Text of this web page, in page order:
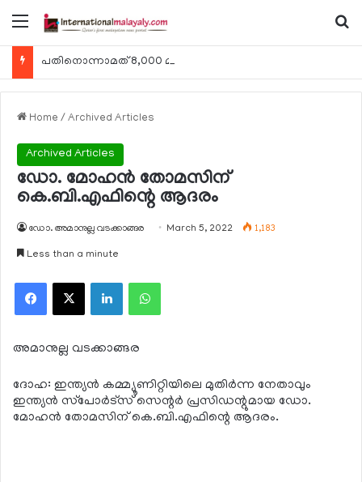
Menu
Home / Archived Articles
Archived Articles
ഡോ. മോഹന്‍ തോമസിന്
കെ.ബി.എഫിന്റെ ആദരം
ഡോ. അമാനുല്ല വടക്കാങ്ങര March 5, 2022 1,183
Less than a minute
Facebook
X LinkedInWhatsApp
അമാനുല്ല വടക്കാങ്ങര
ദോഹ: ഇന്ത്യന്‍ കമ്മ്യൂണിറ്റിയിലെ മുതിര്‍ന്ന നേതാവും
ഇന്ത്യന്‍ സ്‌പോര്‍ട്‌സ് സെന്റര്‍ പ്രസിഡന്റുമായ ഡോ.
മോഹന്‍ തോമസിന് കെ.ബി.എഫിന്റെ ആദരം.